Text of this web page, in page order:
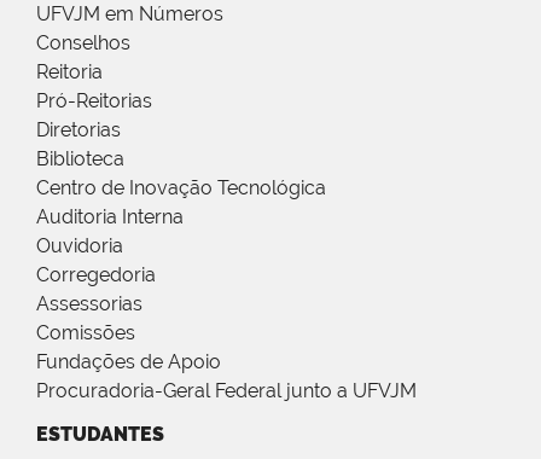
UFVJM em Números
Conselhos
Reitoria
Pró-Reitorias
Diretorias
Biblioteca
Centro de Inovação Tecnológica
Auditoria Interna
Ouvidoria
Corregedoria
Assessorias
Comissões
Fundações de Apoio
Procuradoria-Geral Federal junto a UFVJM
ESTUDANTES